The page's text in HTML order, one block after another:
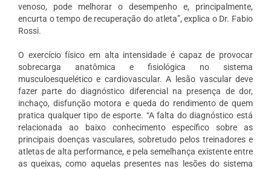
venoso, pode melhorar o desempenho e, principalmente,
encurta o tempo de recuperação do atleta”, explica o Dr. Fabio
Rossi.
O exercício físico em alta intensidade é capaz de provocar
sobrecarga anatômica e fisiológica no sistema
musculoesquelético e cardiovascular. A lesão vascular deve
fazer parte do diagnóstico diferencial na presença de dor,
inchaço, disfunção motora e queda do rendimento de quem
pratica qualquer tipo de esporte. “A falta do diagnóstico está
relacionada ao baixo conhecimento específico sobre as
principais doenças vasculares, sobretudo pelos treinadores e
atletas de alta performance, e pela semelhança existente entre
as queixas, como aquelas presentes nas lesões do sistema